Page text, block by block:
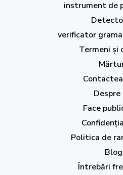
instrument de
verificator
Termeni și
Despre
Face
Politica de
Blog
Întrebări